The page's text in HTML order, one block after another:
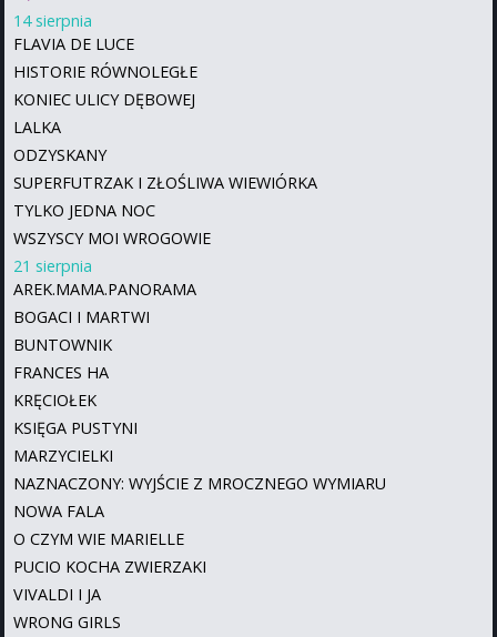
14 sierpnia
FLAVIA DE LUCE
HISTORIE RÓWNOLEGŁE
KONIEC ULICY DĘBOWEJ
LALKA
ODZYSKANY
SUPERFUTRZAK I ZŁOŚLIWA WIEWIÓRKA
TYLKO JEDNA NOC
WSZYSCY MOI WROGOWIE
21 sierpnia
AREK.MAMA.PANORAMA
BOGACI I MARTWI
BUNTOWNIK
FRANCES HA
KRĘCIOŁEK
KSIĘGA PUSTYNI
MARZYCIELKI
NAZNACZONY: WYJŚCIE Z MROCZNEGO WYMIARU
NOWA FALA
O CZYM WIE MARIELLE
PUCIO KOCHA ZWIERZAKI
VIVALDI I JA
WRONG GIRLS